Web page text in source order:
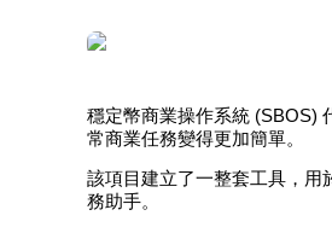
多種以USDT結算的永續合約
穩定幣商業操作系統 (SBOS)
常商業任務變得更加簡單。
該項目建立了一整套工具，用
務助手。